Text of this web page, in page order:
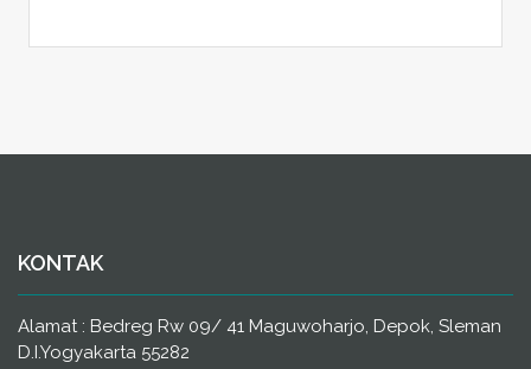
KONTAK
Alamat : Bedreg Rw 09/ 41 Maguwoharjo, Depok, Sleman
D.I.Yogyakarta 55282